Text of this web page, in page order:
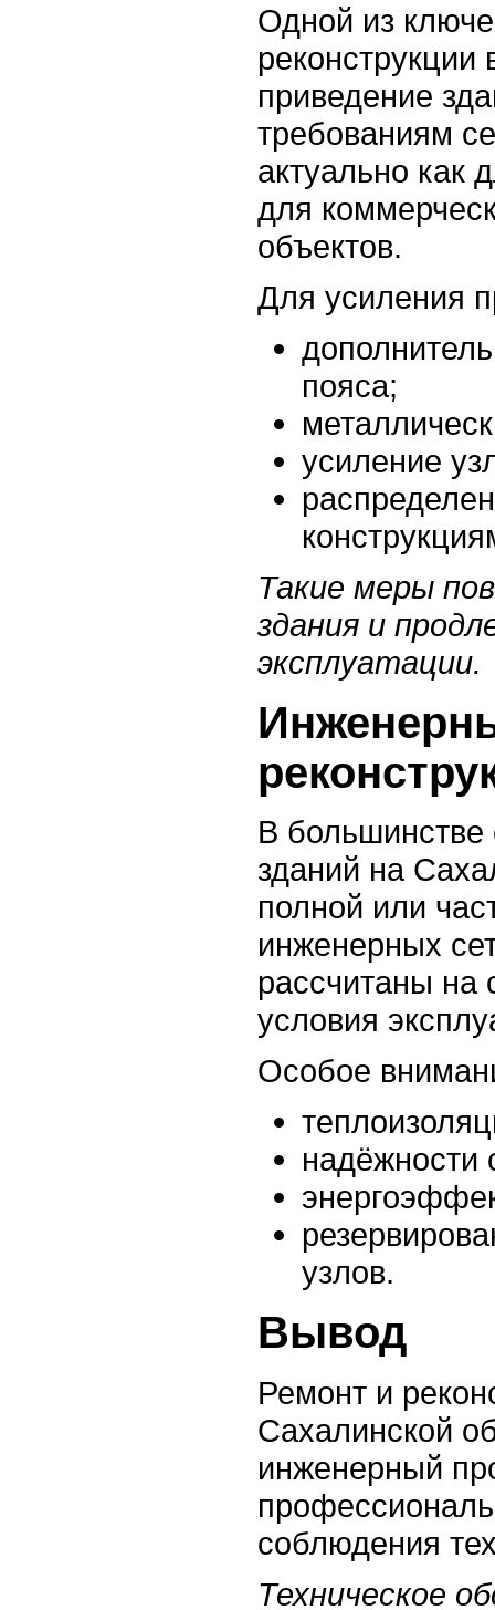
Одной из
реконструкции
приведение
требованиям
актуально как
для
объектов.
Для усиления
пояса;
усиление
Такие меры
здания и
эксплуатации.
В большинстве
зданий на
полной или
инженерных
рассчитаны на
условия
Особое
надёжности
узлов.
Вывод
Ремонт и
Сахалинской
инженерный
соблюдения
Техническое